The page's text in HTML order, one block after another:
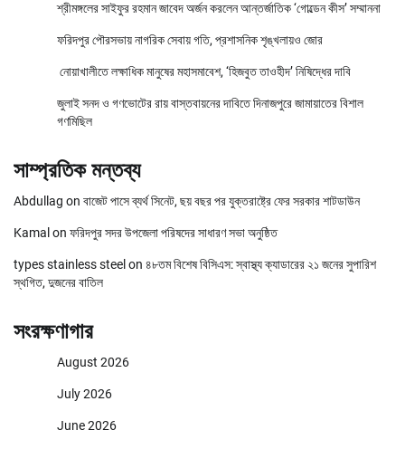
শ্রীমঙ্গলের সাইফুর রহমান জাবেদ অর্জন করলেন আন্তর্জাতিক ‘গোল্ডেন কীস’ সম্মাননা
ফরিদপুর পৌরসভায় নাগরিক সেবায় গতি, প্রশাসনিক শৃঙ্খলায়ও জোর
নোয়াখালীতে লক্ষাধিক মানুষের মহাসমাবেশ, ‘হিজবুত তাওহীদ’ নিষিদ্ধের দাবি
জুলাই সনদ ও গণভোটের রায় বাস্তবায়নের দাবিতে দিনাজপুরে জামায়াতের বিশাল
গণমিছিল
সাম্প্রতিক মন্তব্য
Abdullag on বাজেট পাসে ব্যর্থ সিনেট, ছয় বছর পর যুক্তরাষ্ট্রে ফের সরকার শাটডাউন
Kamal on ফরিদপুর সদর উপজেলা পরিষদের সাধারণ সভা অনুষ্ঠিত
types stainless steel on ৪৮তম বিশেষ বিসিএস: স্বাস্থ্য ক্যাডারের ২১ জনের সুপারিশ
স্থগিত, দুজনের বাতিল
সংরক্ষণাগার
August 2026
July 2026
June 2026